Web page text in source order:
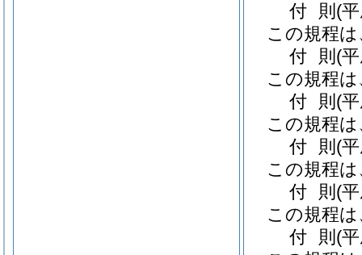
付 則 (
この規程
付 則 (
この規程
付 則 (
この規程
付 則 (
この規程
付 則 (
この規程
付 則 (